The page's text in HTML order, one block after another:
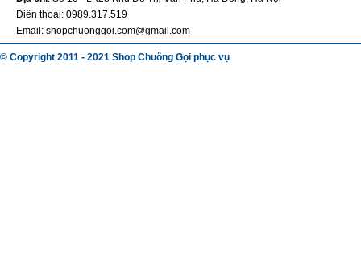
Điện thoại: 0989.317.519
Email: shopchuonggoi.com@gmail.com
© Copyright 2011 - 2021 Shop Chuông Gọi phục vụ